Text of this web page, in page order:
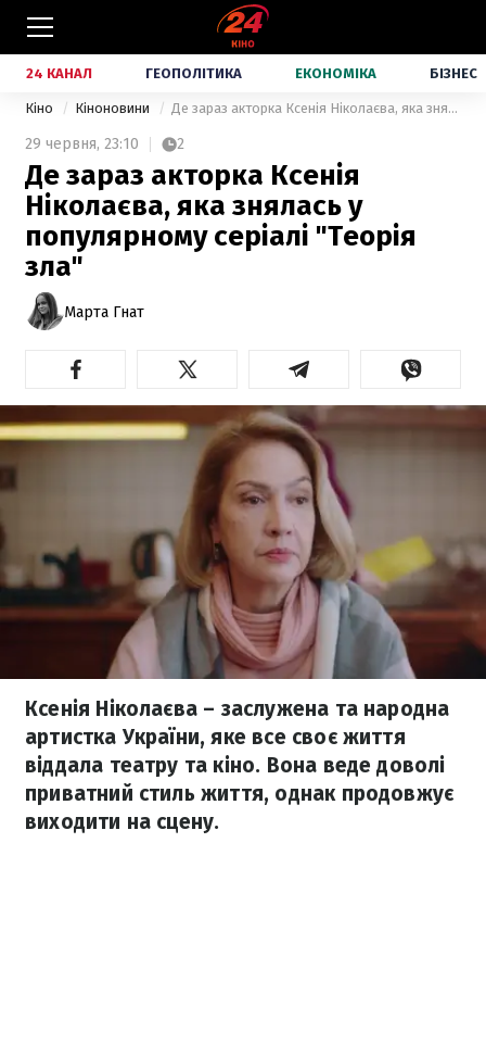
24 КАНАЛ ГЕОПОЛІТИКА ЕКОНОМІКА БІЗНЕС
Кіно Кіноновини Де зараз акторка Ксенія Ніколаєва, яка знялась у популярному серіалі "Теорія зла"
29 червня, 23:10 2
Де зараз акторка Ксенія
Ніколаєва, яка знялась у
популярному серіалі "Теорія
зла"
Марта Гнат
Ксенія Ніколаєва – заслужена та народна
артистка України, яке все своє життя
віддала театру та кіно. Вона веде доволі
приватний стиль життя, однак продовжує
виходити на сцену.